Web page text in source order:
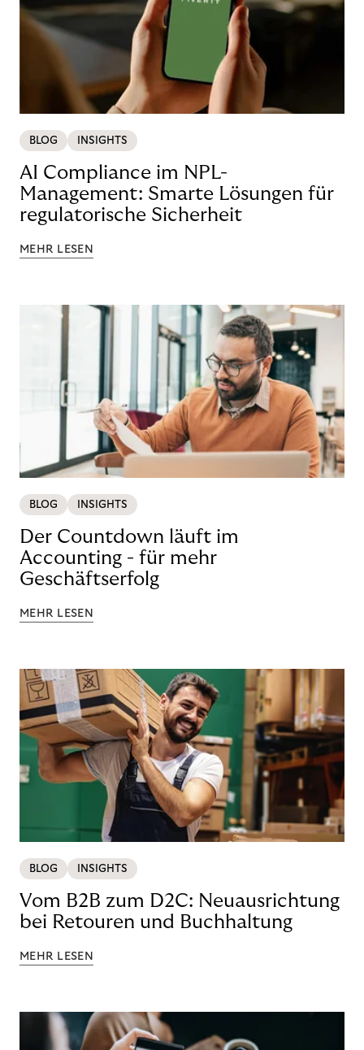
BLOG INSIGHTS
AI Compliance im NPL-
Management: Smarte Lösungen für
regulatorische Sicherheit
MEHR LESEN
BLOG INSIGHTS
Der Countdown läuft im
Accounting - für mehr
Geschäftserfolg
MEHR LESEN
BLOG INSIGHTS
Vom B2B zum D2C: Neuausrichtung
bei Retouren und Buchhaltung
MEHR LESEN